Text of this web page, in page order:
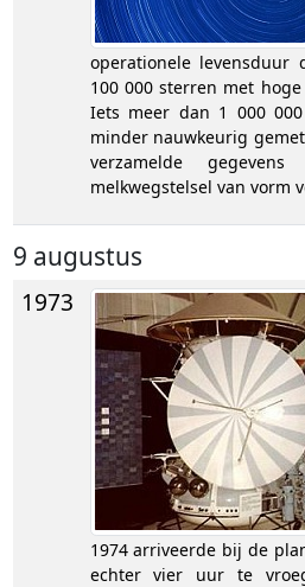
operationele
100 000 sterren met
Iets meer dan 1 000
minder nauwkeurig
verzamelde
melkwegstelsel van vorm
9 augustus
1973
1974 arriveerde bij de
echter vier uur te